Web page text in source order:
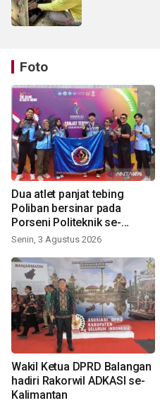
Foto
Dua atlet panjat tebing
Poliban bersinar pada
Porseni Politeknik se-
Indonesia 2026
Senin, 3 Agustus 2026
Wakil Ketua DPRD Balangan
hadiri Rakorwil ADKASI se-
Kalimantan